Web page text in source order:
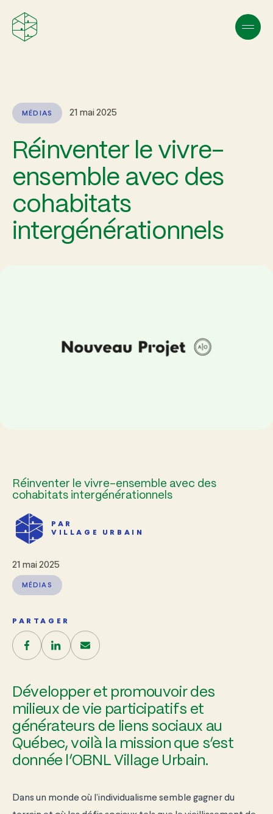
MÉDIAS 21 mai 2025
Réinventer le vivre-
ensemble avec des
cohabitats
intergénérationnels
Réinventer le vivre-ensemble avec des
cohabitats intergénérationnels
PAR
VILLAGE URBAIN
21 mai 2025
MÉDIAS
PARTAGER
Développer et promouvoir des
milieux de vie participatifs et
générateurs de liens sociaux au
Québec, voilà la mission que s’est
donnée l’OBNL Village Urbain.
Dans un monde où l’individualisme semble gagner du